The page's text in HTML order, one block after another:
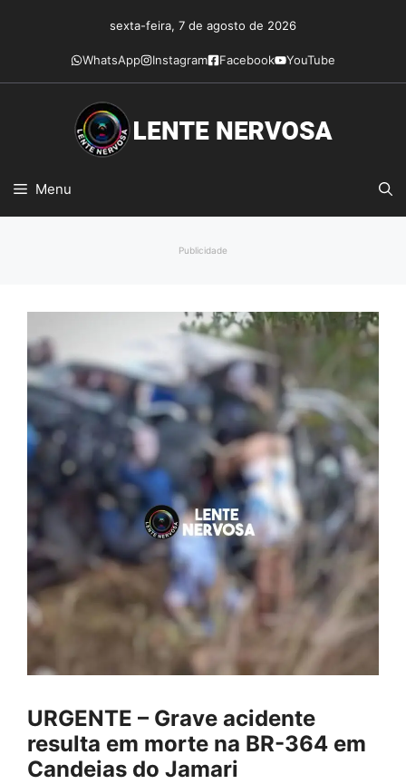
conteúdo
sexta-feira, 7 de agosto de 2026
WhatsApp Instagram Facebook YouTube
Menu
Publicidade
URGENTE – Grave acidente
resulta em morte na BR-364 em
Candeias do Jamari